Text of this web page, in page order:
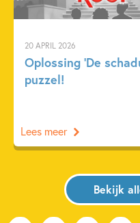
20 APRIL 2026
Oplossing ‘De
puzzel!
Lees meer
Bekijk